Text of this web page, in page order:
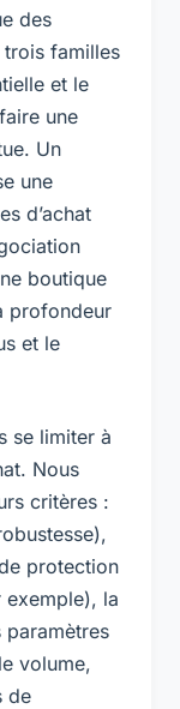
des
familles
et le
une
Un
une
d’achat
boutique
profondeur
et le
se limiter à
Nous
critères :
protection
exemple), la
paramètres
volume,
de